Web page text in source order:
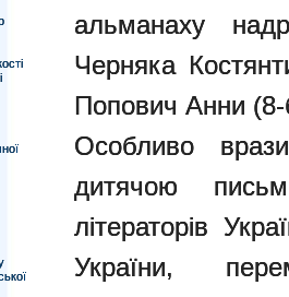
альманаху
Черняка
Попович Анни
Особливо
дитячою
літераторів
України,